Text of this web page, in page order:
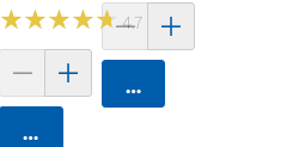
★★★★★
★★★★★4.7 (299)
카트에 담기
카트에 담기